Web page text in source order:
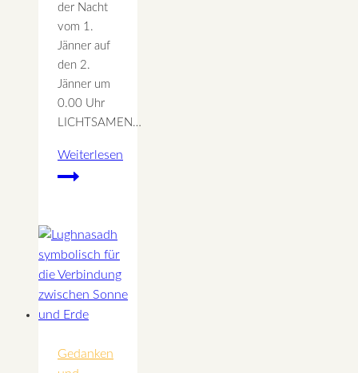
der Nacht
vom 1.
Jänner auf
den 2.
Jänner um
0.00 Uhr
LICHTSAMEN…
Weiterlesen
Rauhnacht
Lichtsamen
für
August
Gedanken